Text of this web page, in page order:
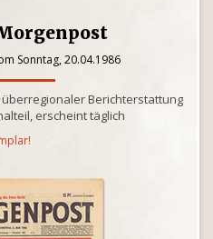
Sonntag, 20.04.1986
Berichterstattung
erscheint täglich